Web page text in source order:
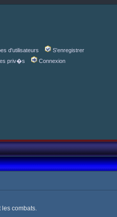
d'utilisateurs
S'enregistrer
priv�s Connexion
combats.